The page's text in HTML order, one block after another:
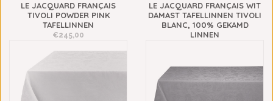
LE JACQUARD FRANÇAIS
TIVOLI POWDER PINK
TAFELLINNEN
€245,00
LE JACQUARD FRANÇAIS WIT
DAMAST TAFELLINNEN TIVOLI
BLANC, 100% GEKAMD
LINNEN